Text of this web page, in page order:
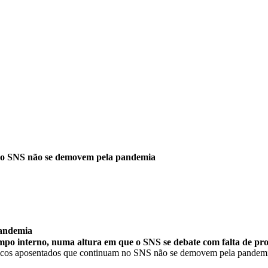
SNS não se demovem pela pandemia
interno, numa altura em que o SNS se debate com falta de